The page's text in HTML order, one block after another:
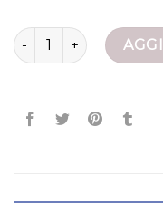
giacca moto dainese